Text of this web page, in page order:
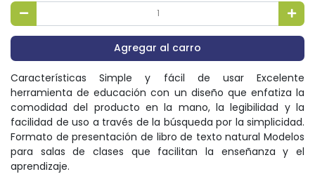
Agregar al carro
Características Simple y fácil de usar Excelente
herramienta de educación con un diseño que enfatiza la
comodidad del producto en la mano, la legibilidad y la
facilidad de uso a través de la búsqueda por la simplicidad.
Formato de presentación de libro de texto natural Modelos
para salas de clases que facilitan la enseñanza y el
aprendizaje.